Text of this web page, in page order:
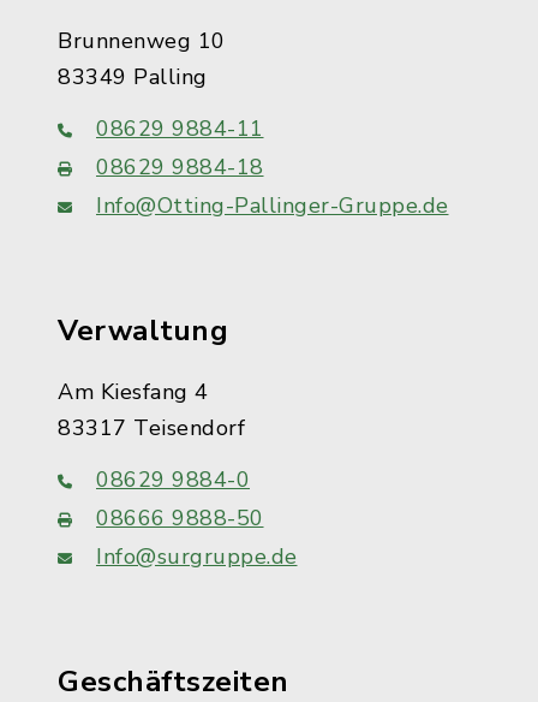
Brunnenweg 10
83349 Palling
08629 9884-11
08629 9884-18
Info@Otting-Pallinger-Gruppe.de
Verwaltung
Am Kiesfang 4
83317 Teisendorf
08629 9884-0
08666 9888-50
Info@surgruppe.de
Geschäftszeiten